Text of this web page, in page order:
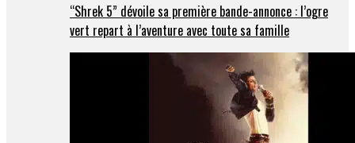
“Shrek 5” dévoile sa première bande-annonce : l’ogre
vert repart à l’aventure avec toute sa famille